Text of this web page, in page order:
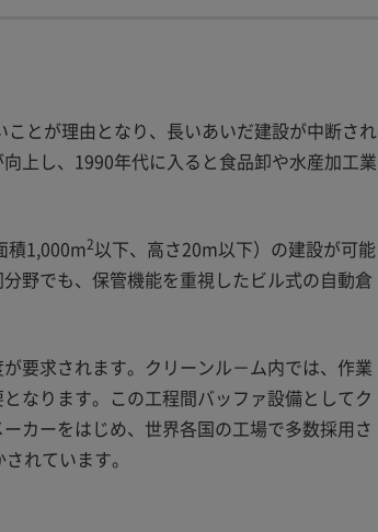
とが理由となり、長いあいだ建設が中断され
上し、1990年代に入ると食品卸や水産加工業
積1,000m2以下、高さ20m以下）の建設が可能
野でも、保管機能を重視したビル式の自動倉
要求されます。クリーンル－ム内では、作業
なります。この工程間バッファ設備としてク
カーをはじめ、世界各国の工場で多数採用さ
れています。